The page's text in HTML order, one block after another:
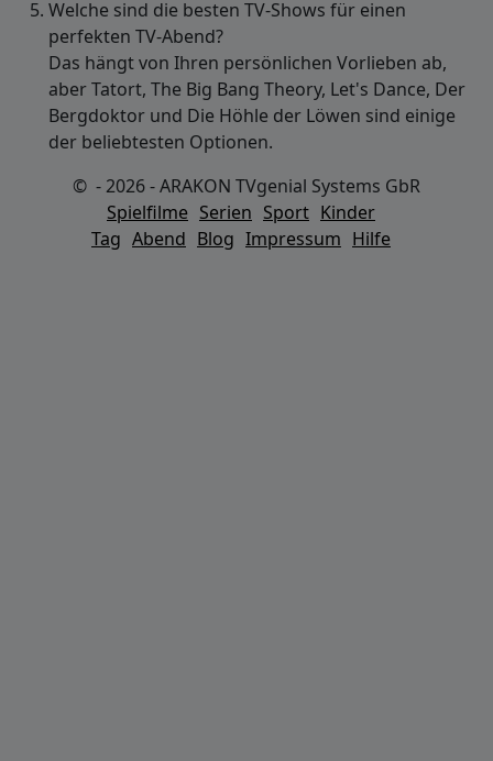
Welche sind die besten TV-Shows für einen
perfekten TV-Abend?
Das hängt von Ihren persönlichen Vorlieben ab,
aber Tatort, The Big Bang Theory, Let's Dance, Der
Bergdoktor und Die Höhle der Löwen sind einige
der beliebtesten Optionen.
© - 2026 - ARAKON TVgenial Systems GbR
Spielfilme Serien Sport Kinder
Tag Abend Blog Impressum Hilfe